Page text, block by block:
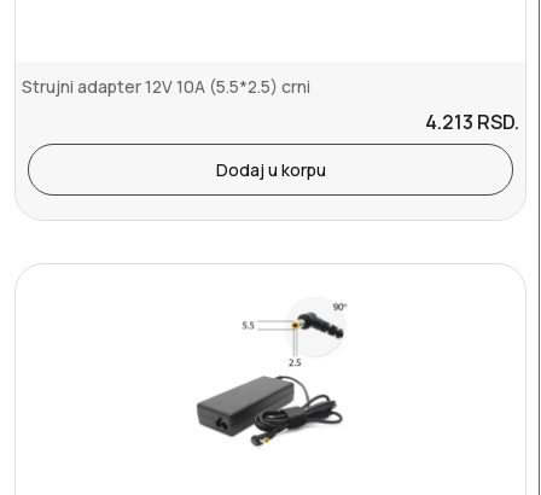
Strujni adapter 12V 10A (5.5*2.5) crni
4.213 RSD.
Dodaj u korpu